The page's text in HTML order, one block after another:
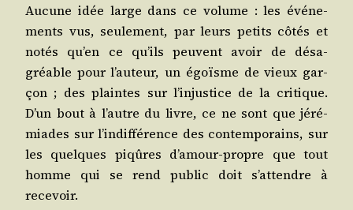
Aucune idée large dans ce volume : les évé­ne­
ments vus, seule­ment, par leurs petits côtés et
notés qu’en ce qu’ils peuvent avoir de désa­
gréable pour l’au­teur, un égoïsme de vieux gar­
çon ; des plaintes sur l’in­jus­tice de la cri­tique.
D’un bout à l’autre du livre, ce ne sont que jéré­
miades sur l’in­dif­fé­rence des contem­po­rains, sur
les quelques piqûres d’a­mour-propre que tout
homme qui se rend public doit s’at­tendre à
recevoir.